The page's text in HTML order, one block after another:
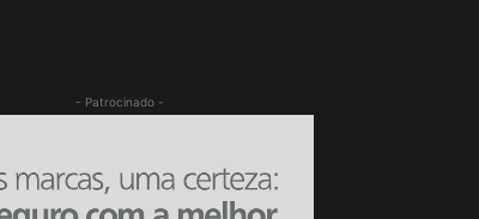
- Patrocinado -